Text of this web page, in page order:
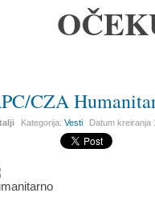
CZA
Kategorija:Vesti Datum kreiranja